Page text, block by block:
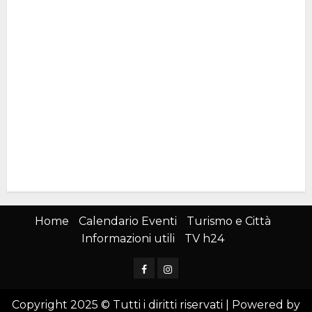
Home Calendario Eventi
Turismo e Città
Informazioni utili
TV h24
FacebookInstagram
Copyright 2025 © Tutti i diritti riservati | Powered by